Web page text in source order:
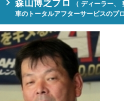
森山博之プロ
（ ディーラー、
車のトータルアフターサービスのプロ